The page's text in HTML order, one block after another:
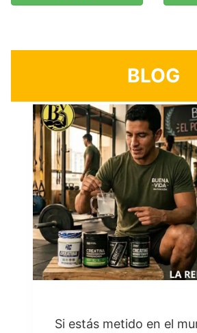
BLOG
Si estás metido en el